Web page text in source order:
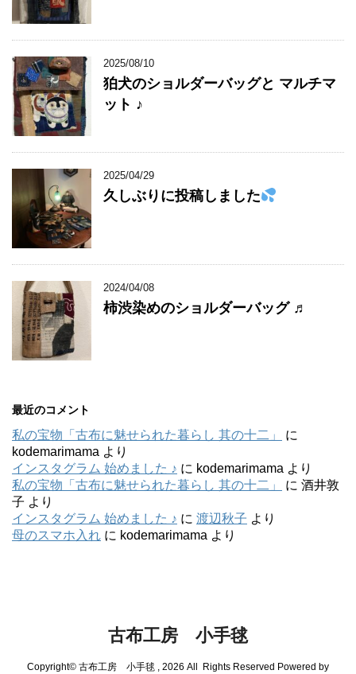
2025/08/10
狛犬のショルダーバッグと マルチマ
ット ♪
2025/04/29
久しぶりに投稿しました
2024/04/08
柿渋染めのショルダーバッグ ♬
最近のコメント
私の宝物「古布に魅せられた暮らし 其の十二」
に
kodemarimama より
インスタグラム 始めました ♪ に kodemarimama より
私の宝物「古布に魅せられた暮らし 其の十二」
に 酒井敦
子 より
インスタグラム 始めました ♪ に 渡辺秋子 より
母のスマホ入れ に kodemarimama より
古布工房 小手毬
Copyright© 古布工房 小手毬 , 2026 All Rights Reserved Powered by